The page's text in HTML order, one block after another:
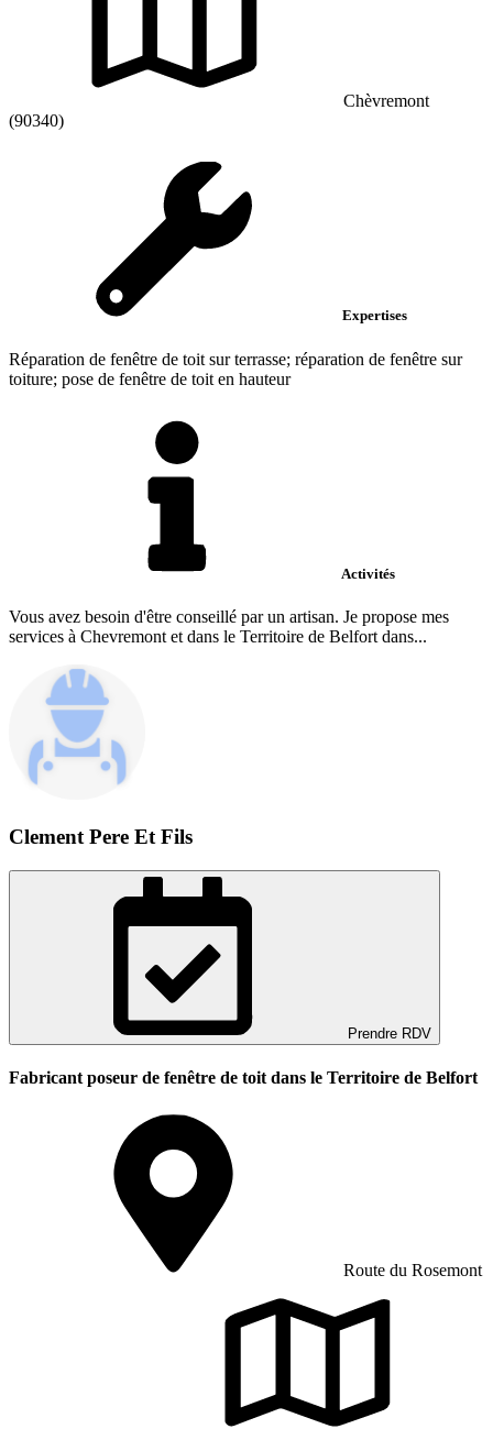
Chèvremont
(90340)
Expertises
Réparation de fenêtre de toit sur terrasse; réparation de fenêtre sur
toiture; pose de fenêtre de toit en hauteur
Activités
Vous avez besoin d'être conseillé par un artisan. Je propose mes
services à Chevremont et dans le Territoire de Belfort dans...
Clement Pere Et Fils
Prendre RDV
Fabricant poseur de fenêtre de toit dans le Territoire de Belfort
Route du Rosemont